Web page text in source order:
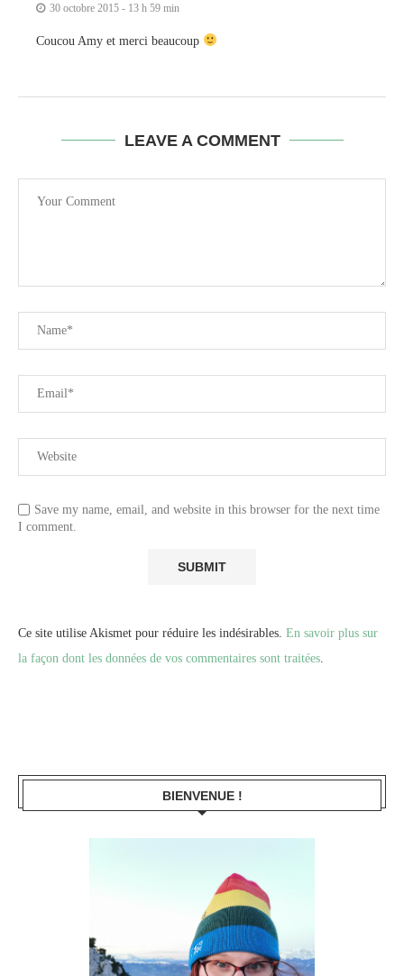
30 octobre 2015 - 13 h 59 min
Coucou Amy et merci beaucoup
LEAVE A COMMENT
Save my name, email, and website in this browser for the next time
I comment.
Ce site utilise Akismet pour réduire les indésirables. En savoir plus sur
la façon dont les données de vos commentaires sont traitées
BIENVENUE !